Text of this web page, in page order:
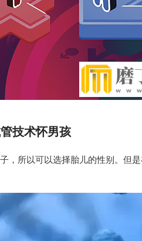
技术怀男孩
，所以可以选择胎儿的性别。但